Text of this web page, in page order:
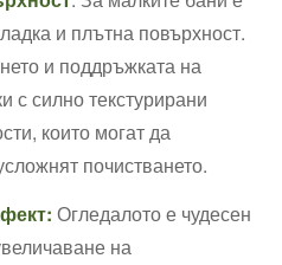
и плътна повърхност.
и⁤ поддръжката на
⁣с силно ‍текстурирани
⁤които могат да
почистването.
Огледалото е чудесен
на